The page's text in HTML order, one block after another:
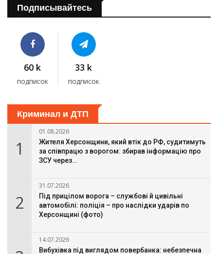
Подписывайтесь
60 k
подписок
33 k
подписок
Криминал и ДТП
1
01.08.2026
Жителя Херсонщини, який втік до РФ, судитимуть
за співпрацю з ворогом: збирав інформацію про
ЗСУ через...
2
31.07.2026
Під прицілом ворога – службові й цивільні
автомобілі: поліція – про наслідки ударів по
Херсонщині (фото)
14.07.2026
Вибухівка під виглядом повербанка: небезпечна